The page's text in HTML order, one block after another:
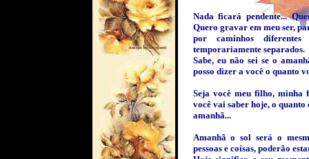
Nada ficará pendente...
Quero gravar em meu ser,
por caminhos
temporariamente separados.
Sabe, eu não sei se o
posso dizer a você o quanto
Seja você meu filho, minha
você vai saber hoje, o
amanhã...
Amanhã o sol será o
pessoas e coisas, poderão